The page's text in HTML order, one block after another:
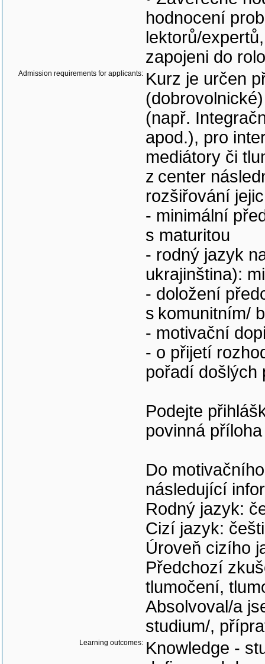
hodnocení
lektorů/
zapojeni do
Admission requirements for applicants: Kurz je určen
(např.
apod.), pro
mediátory či
z center
rozšiřování
- minimální
s maturitou
- rodný jazyk
ukrajinština):
- doložení
s komunitním/
- motivační
- o přijetí
pořadí došlých
Podejte
povinná
Do
následující
Rodný jazyk:
Cizí jazyk:
Úroveň cizího
Předchozí
tlumočení,
Absolvoval/a
studium/,
Learning outcomes: Knowledge -